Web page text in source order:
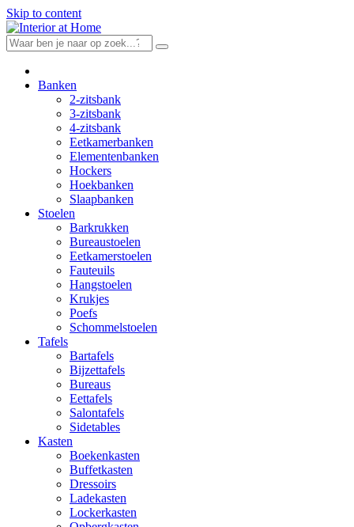
Skip to content
Banken
2-zitsbank
3-zitsbank
4-zitsbank
Eetkamerbanken
Elementenbanken
Hockers
Hoekbanken
Slaapbanken
Stoelen
Barkrukken
Bureaustoelen
Eetkamerstoelen
Fauteuils
Hangstoelen
Krukjes
Poefs
Schommelstoelen
Tafels
Bartafels
Bijzettafels
Bureaus
Eettafels
Salontafels
Sidetables
Kasten
Boekenkasten
Buffetkasten
Dressoirs
Ladekasten
Lockerkasten